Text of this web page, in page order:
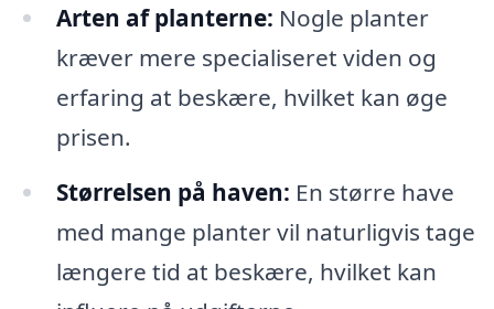
Arten af planterne: Nogle planter
kræver mere specialiseret viden og
erfaring at beskære, hvilket kan øge
prisen.
Størrelsen på haven: En større have
med mange planter vil naturligvis tage
længere tid at beskære, hvilket kan